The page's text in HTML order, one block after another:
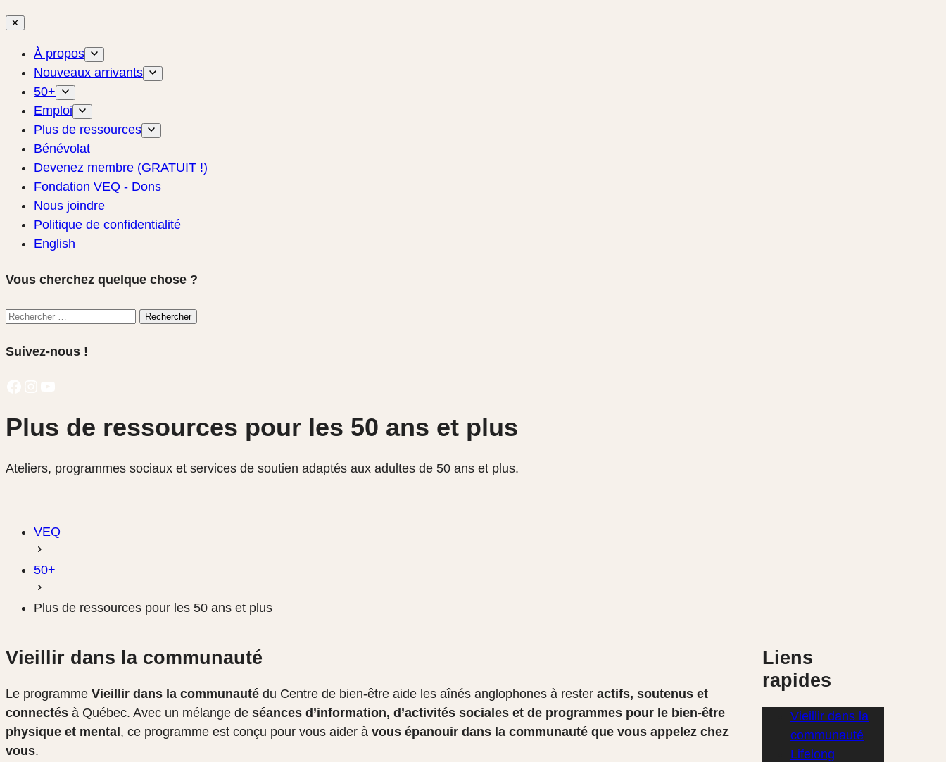
✕
À propos
Nouveaux arrivants
50+
Emploi
Plus de ressources
Bénévolat
Devenez membre (GRATUIT !)
Fondation VEQ - Dons
Nous joindre
Politique de confidentialité
English
Vous cherchez quelque chose ?
Rechercher
Rechercher
Suivez-nous !
Plus de ressources pour les 50 ans et plus
Ateliers, programmes sociaux et services de soutien adaptés aux adultes de 50 ans et plus.
VEQ
50+
Plus de ressources pour les 50 ans et plus
Vieillir dans la communauté
Le programme Vieillir dans la communauté du Centre de bien-être aide les aînés anglophones à rester actifs, soutenus et
connectés à Québec. Avec un mélange de séances d’information, d’activités sociales et de programmes pour le bien-être
physique et mental, ce programme est conçu pour vous aider à vous épanouir dans la communauté que vous appelez chez
vous.
Liens
rapides
Vieillir dans la
communauté
Lifelong